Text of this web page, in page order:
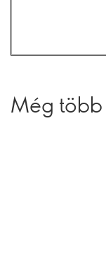
Még több